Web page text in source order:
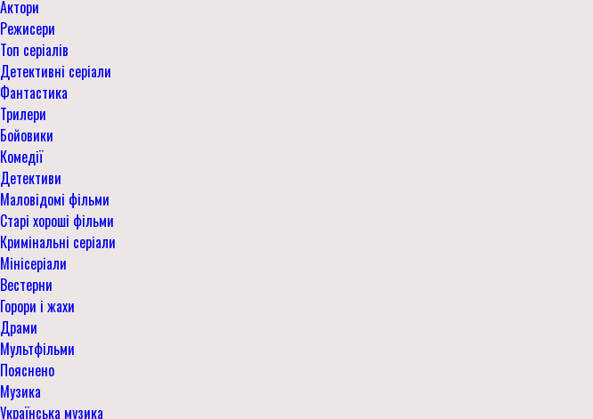
Актори
Режисери
Топ серіалів
Детективні серіали
Фантастика
Трилери
Бойовики
Комедії
Детективи
Маловідомі фільми
Старі хороші фільми
Кримінальні серіали
Мінісеріали
Вестерни
Горори і жахи
Драми
Мультфільми
Пояснено
Музика
Українська музика